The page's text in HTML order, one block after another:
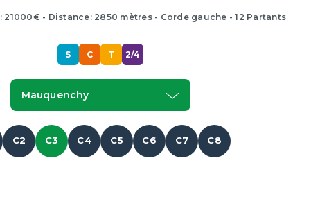
- Distance: 2850 mètres - Corde gauche - 12 Partants
S C T 2/4
Mauquenchy
C2 C3 C4 C5 C6 C7 C8